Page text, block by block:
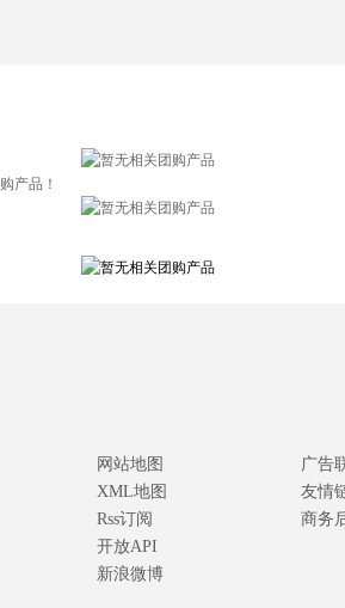
网站地图
XML地图
Rss订阅
开放API
新浪微博
广告
友情
商务